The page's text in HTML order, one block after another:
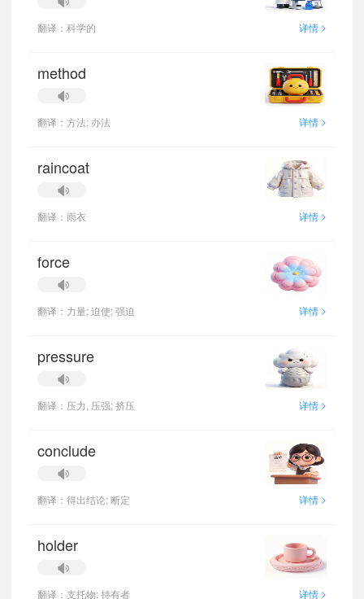
翻译：科学的 详情 >
method
翻译：方法; 办法 详情 >
raincoat
翻译：雨衣 详情 >
force
翻译：力量; 迫使; 强迫 详情 >
pressure
翻译：压力, 压强; 挤压 详情 >
conclude
翻译：得出结论; 断定 详情 >
holder
翻译：支托物; 持有者 详情 >